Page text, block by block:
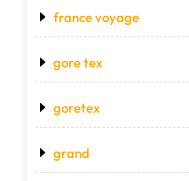
france voyage
gore tex
goretex
grand